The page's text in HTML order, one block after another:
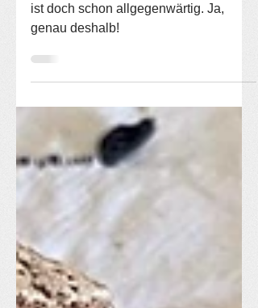
Warum gerade das Thema Stress? Das
genau deshalb!